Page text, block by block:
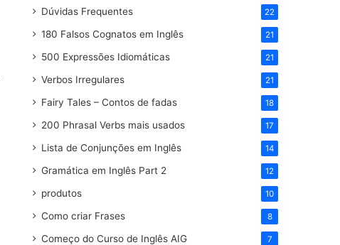
Dúvidas Frequentes 22
180 Falsos Cognatos em Inglês 21
500 Expressões Idiomáticas 21
Verbos Irregulares 21
Fairy Tales – Contos de fadas 18
200 Phrasal Verbs mais usados 17
Lista de Conjunções em Inglês 14
Gramática em Inglês Part 2 12
produtos 10
Como criar Frases 8
Começo do Curso de Inglês AIG 7